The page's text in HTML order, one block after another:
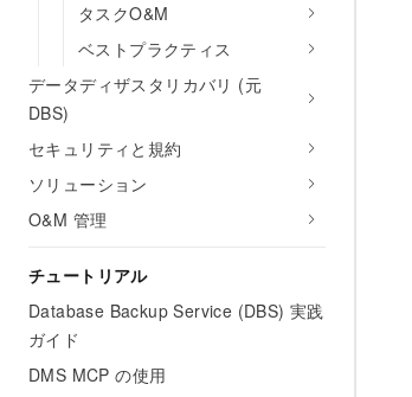
タスクO&M
ベストプラクティス
データディザスタリカバリ (元
DBS)
セキュリティと規約
ソリューション
O&M 管理
チュートリアル
Database Backup Service (DBS) 実践
ガイド
DMS MCP の使用